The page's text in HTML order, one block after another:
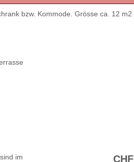
bzw. Kommode. Grösse ca. 12 m2
im
CHF